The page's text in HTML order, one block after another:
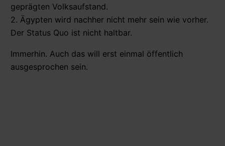
geprägten Volksaufstand.
2. Ägypten wird nachher nicht mehr sein wie vorher.
Der Status Quo ist nicht haltbar.
Immerhin. Auch das will erst einmal öffentlich
ausgesprochen sein.